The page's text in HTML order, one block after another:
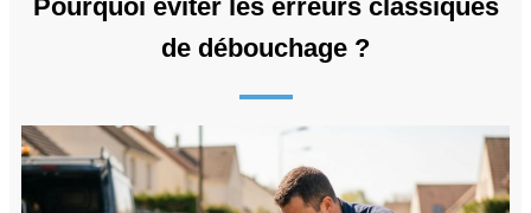
Pourquoi éviter les erreurs classiques
de débouchage ?